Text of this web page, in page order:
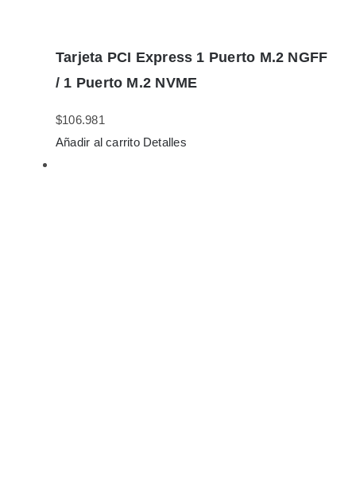
Tarjeta PCI Express 1 Puerto M.2 NGFF
/ 1 Puerto M.2 NVME
$106.981
Añadir al carrito Detalles